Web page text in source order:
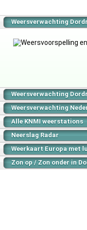
Weersverwachting
Weersverwachting
Weersverwachting
Alle KNMI weerstations
Neerslag Radar
Weerkaart Europa met
Zon op / Zon onder in